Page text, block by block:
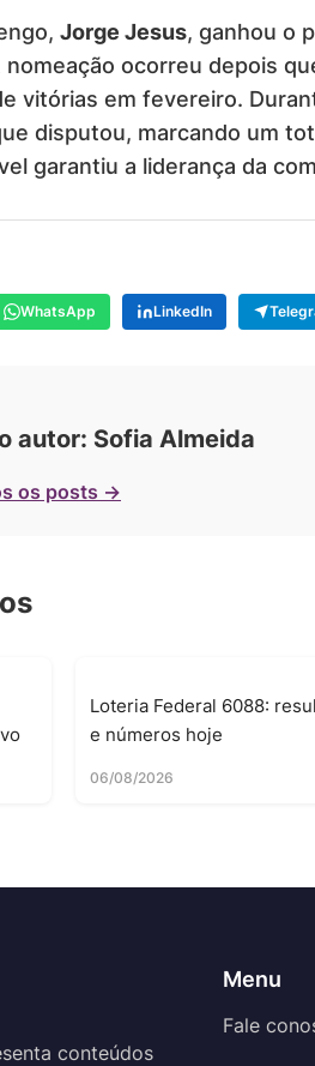
Jorge Jesus, ganhou o
nomeação ocorreu depois
vitórias em fevereiro.
disputou, marcando um
garantiu a liderança da
WhatsApp LinkedIn
autor: Sofia Almeida
os posts →
Loteria Federal 6088:
e números hoje
06/08/2026
conteúdos
Menu
Fale